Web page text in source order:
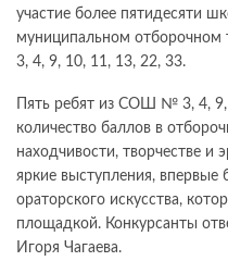
участие более пятидесяти
муниципальном
3, 4, 9, 10, 11, 13, 22, 33.
Пять ребят из СОШ № 3, 4,
количество баллов в
находчивости, творчестве и
яркие выступления, впервые
ораторского искусства,
площадкой. Конкурсанты
Игоря Чагаева.